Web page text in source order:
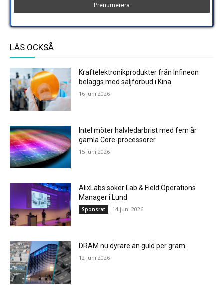
LÄS OCKSÅ
Kraftelektronikprodukter från Infineon
beläggs med säljförbud i Kina
16 juni 2026
Intel möter halvledarbrist med fem år
gamla Core-processorer
15 juni 2026
AlixLabs söker Lab & Field Operations
Manager i Lund
Sponsrat 14 juni 2026
DRAM nu dyrare än guld per gram
12 juni 2026